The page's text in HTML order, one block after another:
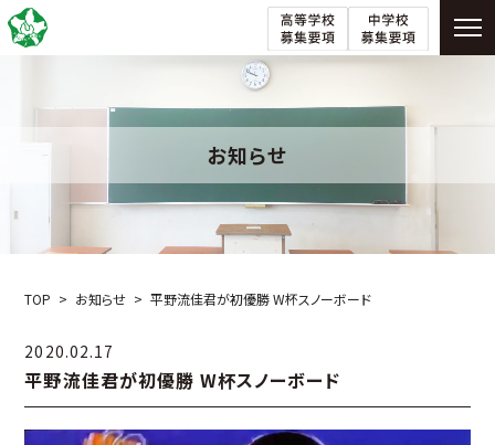
お知らせ
TOP お知らせ 平野流佳君が初優勝 W杯スノーボード
2020.02.17
平野流佳君が初優勝 W杯スノーボード